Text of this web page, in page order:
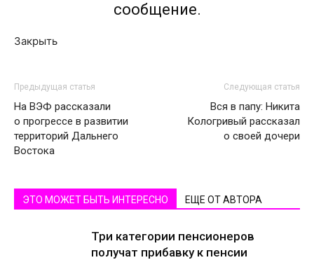
сообщение.
Закрыть
Предыдущая статья
На ВЭФ рассказали
о прогрессе в развитии
территорий Дальнего
Востока
Следующая статья
Вся в папу: Никита
Кологривый рассказал
о своей дочери
ЭТО МОЖЕТ БЫТЬ ИНТЕРЕСНО ЕЩЕ ОТ АВТОРА
Три категории пенсионеров
получат прибавку к пенсии